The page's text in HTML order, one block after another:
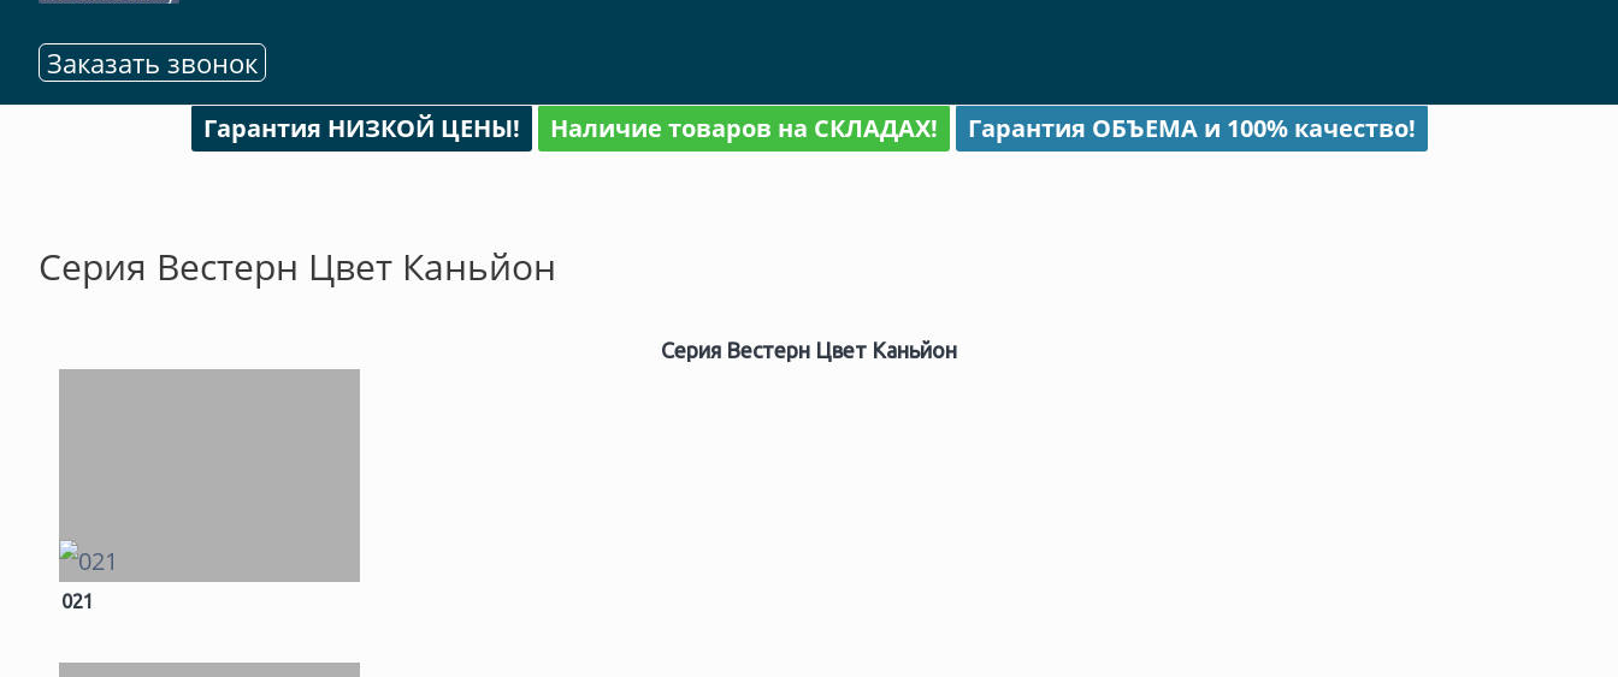
Заказать звонок
Гарантия НИЗКОЙ ЦЕНЫ! Наличие товаров на СКЛАДАХ! Гарантия ОБЪЕМА и 100% качество!
Серия Вестерн Цвет Каньйон
Серия Вестерн Цвет Каньйон
021